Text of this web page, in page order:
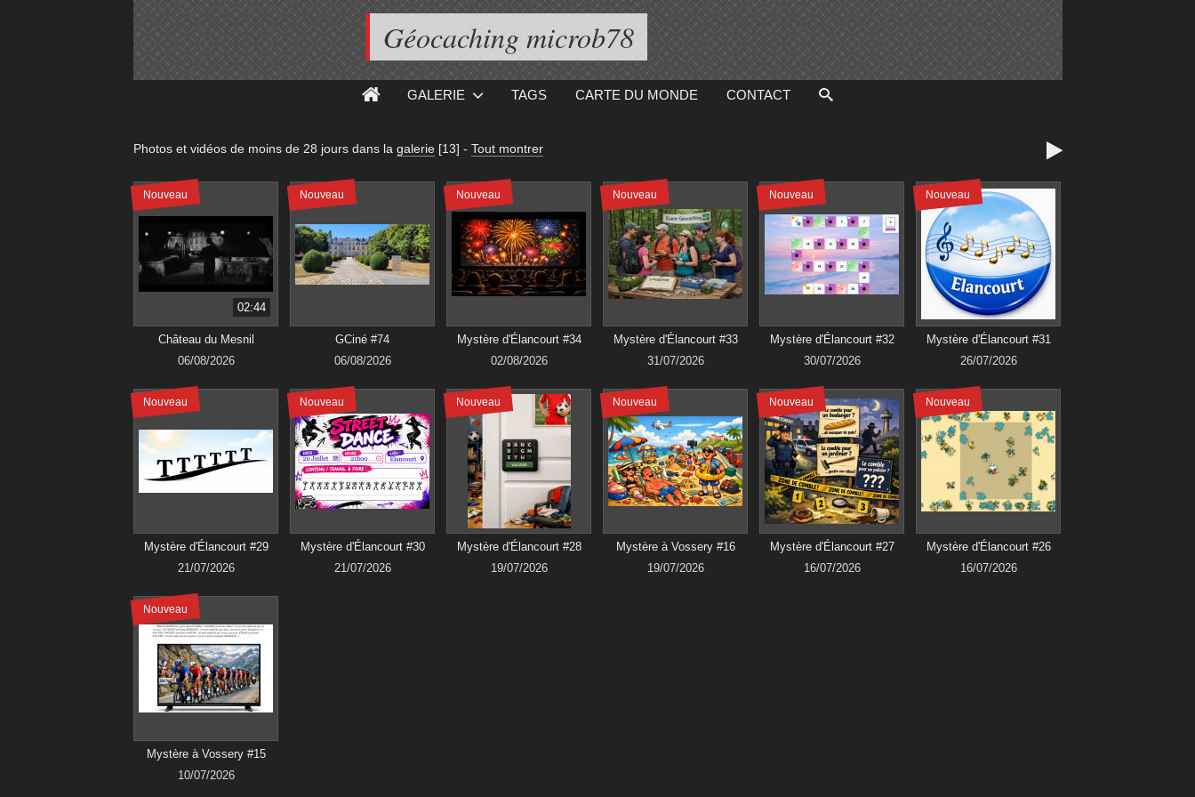
Géocaching microb78
GALERIE TAGS CARTE DU MONDE CONTACT
Photos et vidéos de moins de 28 joursdans la galerie [13] - Tout montrer 
Nouveau
02:44
Château du Mesnil
06/08/2026
Nouveau
GCiné #74
06/08/2026
Nouveau
Mystère d'Élancourt #34
02/08/2026
Nouveau
Mystère d'Élancourt #33
31/07/2026
Nouveau
Mystère d'Élancourt #32
30/07/2026
Nouveau
Mystère d'Élancourt #31
26/07/2026
Nouveau
Mystère d'Élancourt #29
21/07/2026
Nouveau
Mystère d'Élancourt #30
21/07/2026
Nouveau
Mystère d'Élancourt #28
19/07/2026
Nouveau
Mystère à Vossery #16
19/07/2026
Nouveau
Mystère d'Élancourt #27
16/07/2026
Nouveau
Mystère d'Élancourt #26
16/07/2026
Nouveau
Mystère à Vossery #15
10/07/2026